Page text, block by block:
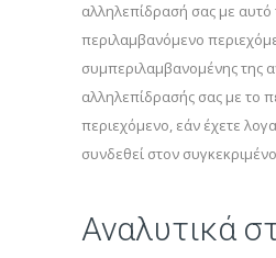
αλληλεπίδρασή σας με αυτό
περιλαμβανόμενο
συμπεριλαμβανομένης της
αλληλεπίδρασής σας με το
περιεχόμενο, εάν έχετε
συνδεθεί στον
Αναλυτικά